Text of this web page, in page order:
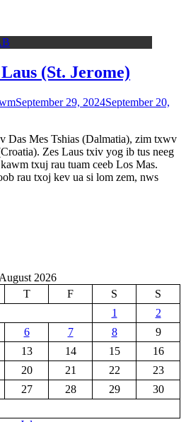
(St. Jerome)
September 29, 2024September 20,
Das Mes Tshias (Dalmatia), zim txwv
Zes Laus txiv yog ib tus neeg
txuj rau tuam ceeb Los Mas.
rau txoj kev ua si lom zem, nws
August 2026
T F S
S
1
2
6 7 8
9
13 14 15
16
20 21 22
23
27 28 29
30